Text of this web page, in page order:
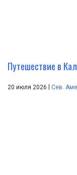
Путешествие в
20 июля 2026 Сев.